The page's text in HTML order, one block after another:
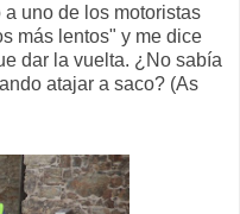
uno de los motoristas
más lentos" y me dice
dar la vuelta. ¿No sabía
atajar a saco? (As